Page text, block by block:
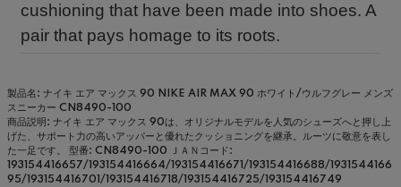
cushioning that have been made into shoes. A
pair that pays homage to its roots.
製品名: ナイキ エア マックス 90 NIKE AIR MAX 90 ホワイト/ウルフグレー メンズ
スニーカー CN8490-100
商品説明: ナイキ エア マックス 90は、オリジナルモデルを人気のシューズへと押し上
げた、サポート力の高いアッパーと優れたクッショニングを継承。ルーツに敬意を表し
た一足です。
型番: CN8490-100 ＪＡＮコード:
193154416657/193154416664/193154416671/193154416688/1931544166
95/193154416701/193154416718/193154416725/193154416749